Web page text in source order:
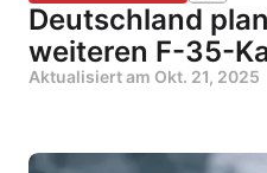
Deutschland
weiteren F-35-
Aktualisiert am Okt. 21, 2025